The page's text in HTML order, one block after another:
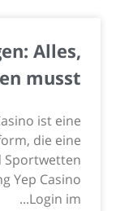
Alles,
musst
ist eine
die eine
Sportwetten
Yep Casino
Login im...